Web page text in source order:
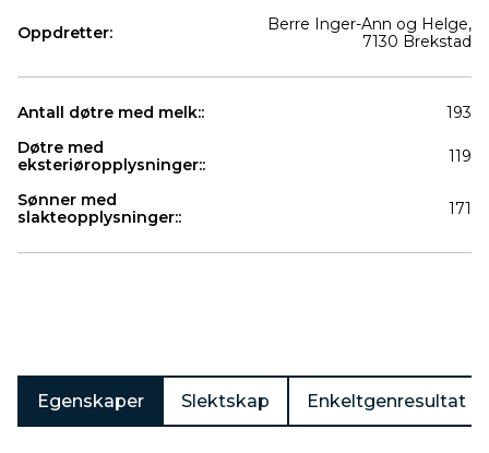
Oppdretter:
Berre Inger-Ann og Helge,
7130 Brekstad
Antall døtre med melk::
193
Døtre med
eksteriøropplysninger::
119
Sønner med
slakteopplysninger::
171
Egenskaper Slektskap Enkeltgenresultat